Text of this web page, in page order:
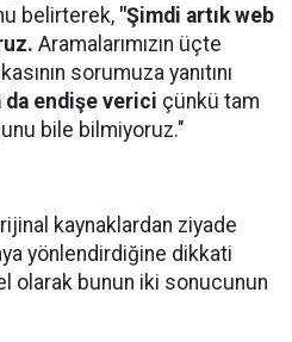
belirterek, "Şimdi artık web
Aramalarımızın üçte
sorumuza yanıtını
da endişe verici çünkü tam
bile bilmiyoruz."
kaynaklardan ziyade
yönlendirdiğine dikkati
olarak bunun iki sonucunun